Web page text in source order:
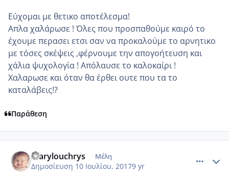
Εύχομαι με θετικο αποτέλεσμα!
Απλα χαλάρωσε ! Όλες που προσπαθούμε καιρό το
έχουμε περασει ετσι σαν να προκαλούμε το αρνητικο
με τόσες σκέψεις ,φέρνουμε την απογοήτευση και
χάλια ψυχολογία ! Απόλαυσε το καλοκαίρι !
Χαλαρωσε και όταν θα έρθει ουτε που τα το
καταλάβεις!?
Παράθεση
marylouchrys Μέλη
Δημοσίευση 10 Ιουλίου, 20179 yr